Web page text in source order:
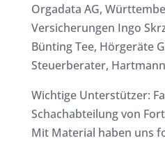
Orgadata AG,
Versicherungen Ingo
Bünting Tee, Hörgeräte
Steuerberater,
Wichtige Unterstützer:
Schachabteilung von
Mit Material haben uns